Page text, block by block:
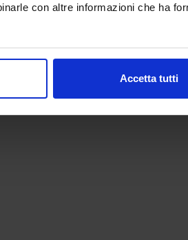
con altre informazioni che ha
Accetta tutti